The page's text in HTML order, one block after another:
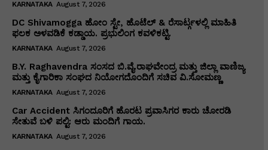
KARNATAKA August 7, 2026
DC Shivamogga ಹೋಂ ಸ್ಟೇ, ಹೊಟೆಲ್ & ರೆಸಾರ್ಟ್ಗಳಲ್ಲಿ ಮಾಹಿತಿ
ಫಲಕ ಅಳವಡಿಕೆ ಕಡ್ಡಾಯ. ಪ್ರಭುಲಿಂಗ ಕವಳಿಕಟ್ಟಿ.
KARNATAKA August 7, 2026
B.Y. Raghavendra ಸಂಸದ ಬಿ.ವೈ.ರಾಘವೇಂದ್ರ ಮತ್ತು ಜಿಲ್ಲಾ ವಾಣಿಜ್ಯ
ಮತ್ತು ಕೈಗಾರಿಕಾ ಸಂಘದ ನಿಯೋಗದೊಂದಿಗೆ ಸಚಿವ ವಿ‌.ಸೋಮಣ್ಣ
KARNATAKA August 7, 2026
Car Accident ಸಿಗಂದೂರಿಗೆ ಹೊರಟ ಪ್ರವಾಸಿಗರ ಕಾರು ಚೋರಡಿ
ಸೇತುವೆ ಬಳಿ ಪಲ್ಟಿ: ಆರು ಮಂದಿಗೆ ಗಾಯ.
KARNATAKA August 7, 2026